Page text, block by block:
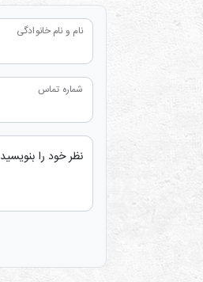
نام و نام خانوادگی
شماره تماس
نظر خود را بنویسید